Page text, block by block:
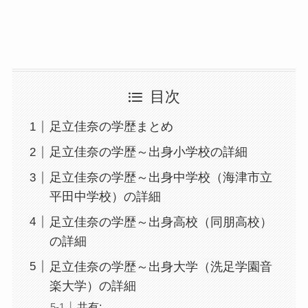
目次
足立佳奈の学歴まとめ
足立佳奈の学歴～出身小学校の詳細
足立佳奈の学歴～出身中学校（海津市立
平田中学校）の詳細
足立佳奈の学歴～出身高校（同朋高校）
の詳細
足立佳奈の学歴～出身大学（洗足学園音
楽大学）の詳細